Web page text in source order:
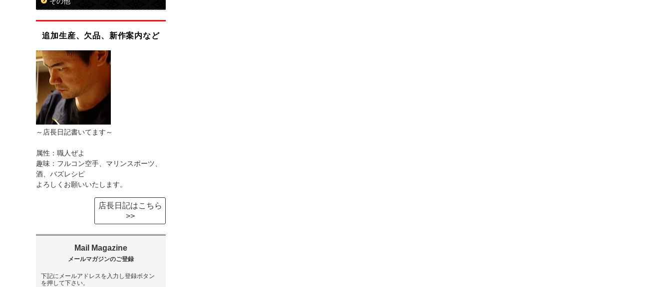
追加生産、欠品、新作案内など
～店長日記書いてます～
属性：職人ぜよ
趣味：フルコン空手、マリンスポーツ、
酒、バズレシピ
よろしくお願いいたします。
店長日記はこちら
>>
下記にメールアドレスを入力し登録ボタン
を押して下さい。